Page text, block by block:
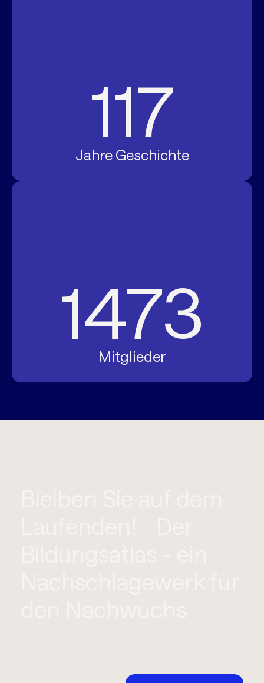
117
Jahre Geschichte
1473
Mitglieder